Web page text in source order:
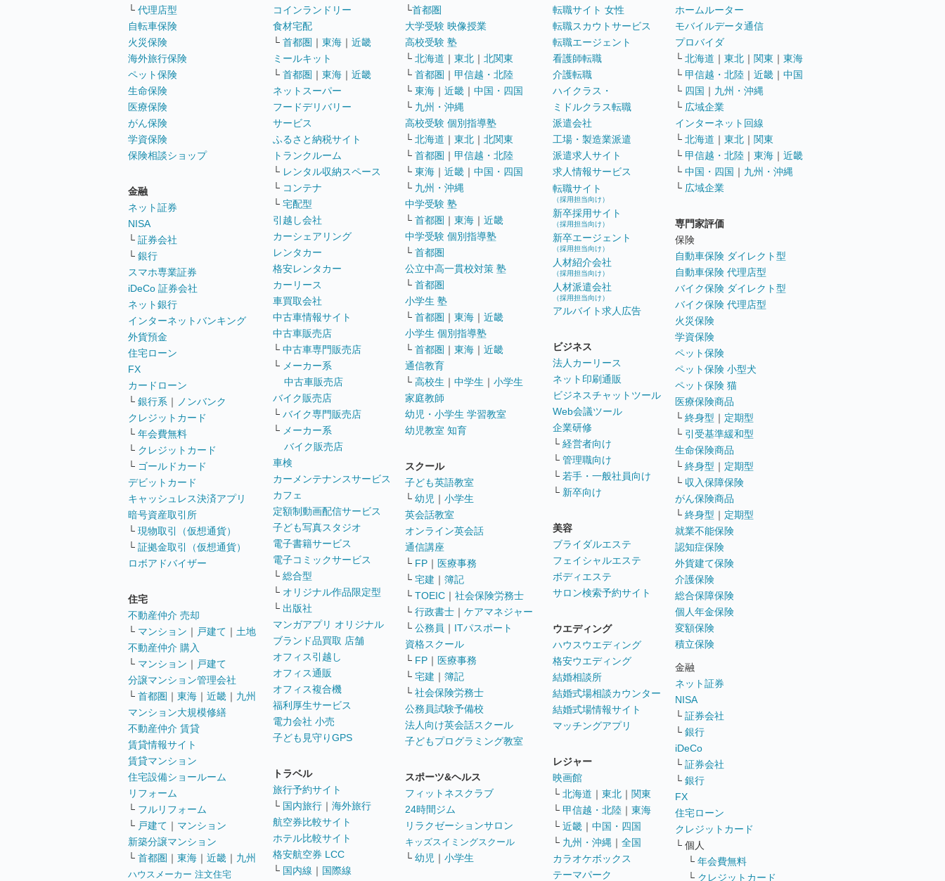
└ 代理店型
自転車保険
火災保険
海外旅行保険
ペット保険
生命保険
医療保険
がん保険
学資保険
保険相談ショップ
金融
ネット証券
NISA
└ 証券会社
└ 銀行
スマホ専業証券
iDeCo 証券会社
ネット銀行
インターネットバンキング
外貨預金
住宅ローン
FX
カードローン
└ 銀行系 ｜
ノンバンク
クレジットカード
└ 年会費無料
└ クレジットカード
└ ゴールドカード
デビットカード
キャッシュレス決済アプリ
暗号資産取引所
└ 現物取引（仮想通貨）
└ 証拠金取引（仮想通貨）
ロボアドバイザー
住宅
不動産仲介 売却
└ マンション ｜ 戸建て ｜ 土地
不動産仲介 購入
└ マンション ｜ 戸建て
分譲マンション管理会社
└ 首都圏 ｜ 東海 ｜ 近畿 ｜ 九州
マンション大規模修繕
不動産仲介 賃貸
賃貸情報サイト
賃貸マンション
住宅設備ショールーム
リフォーム
└ フルリフォーム
└ 戸建て ｜ マンション
新築分譲マンション
└ 首都圏 ｜ 東海 ｜ 近畿 ｜ 九州
ハウスメーカー 注文住宅
コインランドリー
食材宅配
└ 首都圏 ｜ 東海 ｜ 近畿
ミールキット
└ 首都圏 ｜ 東海 ｜ 近畿
ネットスーパー
フードデリバリー
サービス
ふるさと納税サイト
トランクルーム
└ レンタル収納スペース
└ コンテナ
└ 宅配型
引越し会社
カーシェアリング
レンタカー
格安レンタカー
カーリース
車買取会社
中古車情報サイト
中古車販売店
└ 中古車専門販売店
└ メーカー系
中古車販売店
バイク販売店
└ バイク専門販売店
└ メーカー系
バイク販売店
車検
カーメンテナンスサービス
カフェ
定額制動画配信サービス
子ども写真スタジオ
電子書籍サービス
電子コミックサービス
└ 総合型
└ オリジナル作品限定型
└ 出版社
マンガアプリ オリジナル
ブランド品買取 店舗
オフィス引越し
オフィス通販
オフィス複合機
福利厚生サービス
電力会社 小売
子ども見守りGPS
トラベル
旅行予約サイト
└ 国内旅行 ｜ 海外旅行
航空券比較サイト
ホテル比較サイト
格安航空券 LCC
└ 国内線 ｜ 国際線
└首都圏
大学受験 映像授業
高校受験 塾
└ 北海道 ｜ 東北 ｜ 北関東
└ 首都圏 ｜ 甲信越・北陸
└ 東海 ｜ 近畿 ｜ 中国・四国
└ 九州・沖縄
高校受験 個別指導塾
└ 北海道 ｜ 東北 ｜ 北関東
└ 首都圏 ｜ 甲信越・北陸
└ 東海 ｜ 近畿 ｜ 中国・四国
└ 九州・沖縄
中学受験 塾
└ 首都圏 ｜ 東海 ｜ 近畿
中学受験 個別指導塾
└ 首都圏
公立中高一貫校対策 塾
└ 首都圏
小学生 塾
└ 首都圏 ｜ 東海 ｜ 近畿
小学生 個別指導塾
└ 首都圏 ｜ 東海 ｜ 近畿
通信教育
└ 高校生 ｜ 中学生 ｜ 小学生
家庭教師
幼児・小学生 学習教室
幼児教室 知育
スクール
子ども英語教室
└ 幼児 ｜ 小学生
英会話教室
オンライン英会話
通信講座
└ FP ｜ 医療事務
└ 宅建 ｜ 簿記
└ TOEIC ｜ 社会保険労務士
└ 行政書士 ｜ ケアマネジャー
└ 公務員 ｜ ITパスポート
資格スクール
└ FP ｜ 医療事務
└ 宅建 ｜ 簿記
└ 社会保険労務士
公務員試験予備校
法人向け英会話スクール
子どもプログラミング教室
スポーツ&ヘルス
フィットネスクラブ
24時間ジム
リラクゼーションサロン
キッズスイミングスクール
└ 幼児 ｜ 小学生
転職サイト 女性
転職スカウトサービス
転職エージェント
看護師転職
介護転職
ハイクラス・
ミドルクラス転職
派遣会社
工場・製造業派遣
派遣求人サイト
求人情報サービス
転職サイト
（採用担当向け）
新卒採用サイト
（採用担当向け）
新卒エージェント
（採用担当向け）
人材紹介会社
（採用担当向け）
人材派遣会社
（採用担当向け）
アルバイト求人広告
ビジネス
法人カーリース
ネット印刷通販
ビジネスチャットツール
Web会議ツール
企業研修
└ 経営者向け
└ 管理職向け
└ 若手・一般社員向け
└ 新卒向け
美容
ブライダルエステ
フェイシャルエステ
ボディエステ
サロン検索予約サイト
ウエディング
ハウスウエディング
格安ウエディング
結婚相談所
結婚式場相談カウンター
結婚式場情報サイト
マッチングアプリ
レジャー
映画館
└ 北海道 ｜ 東北 ｜ 関東
└ 甲信越・北陸 ｜ 東海
└ 近畿 ｜ 中国・四国
└ 九州・沖縄 ｜ 全国
カラオケボックス
テーマパーク
ホームルーター
モバイルデータ通信
プロバイダ
└ 北海道 ｜ 東北 ｜ 関東 ｜ 東海
└ 甲信越・北陸 ｜ 近畿 ｜ 中国
└ 四国 ｜ 九州・沖縄
└ 広域企業
インターネット回線
└ 北海道 ｜ 東北 ｜ 関東
└ 甲信越・北陸 ｜ 東海 ｜ 近畿
└ 中国・四国 ｜ 九州・沖縄
└ 広域企業
専門家評価
保険
自動車保険 ダイレクト型
自動車保険 代理店型
バイク保険 ダイレクト型
バイク保険 代理店型
火災保険
学資保険
ペット保険
ペット保険 小型犬
ペット保険 猫
医療保険商品
└ 終身型 ｜ 定期型
└ 引受基準緩和型
生命保険商品
└ 終身型 ｜ 定期型
└ 収入保障保険
がん保険商品
└ 終身型 ｜ 定期型
就業不能保険
認知症保険
外貨建て保険
介護保険
総合保障保険
個人年金保険
変額保険
積立保険
金融
ネット証券
NISA
└ 証券会社
└ 銀行
iDeCo
└ 証券会社
└ 銀行
FX
住宅ローン
クレジットカード
└ 個人
└ 年会費無料
└ クレジットカード